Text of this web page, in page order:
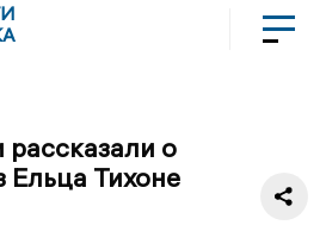
о
Ельца Тихоне